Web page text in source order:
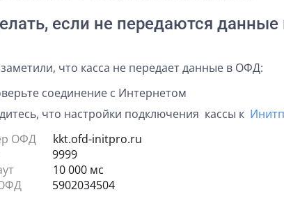
если не передаются
что касса не передает данные в ОФД:
соединение с Интернетом
что настройки подключения кассы к
ОФД kkt.ofd-initpro.ru
9999
10 000 мс
ОФД 5902034504